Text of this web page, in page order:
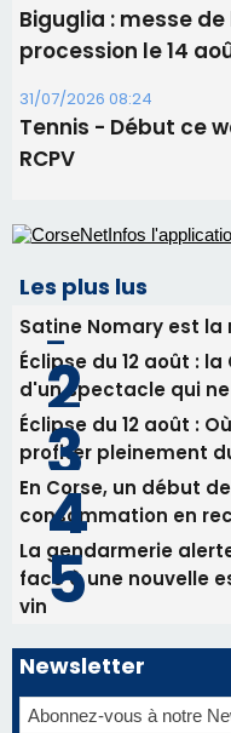
Biguglia : messe
procession le 14
31/07/2026 08:24
Tennis - Début ce
RCPV
Les plus lus
Satine Nomary est la
Éclipse du 12 août :
d'un spectacle qui
Éclipse du 12 août :
profiter pleinement
En Corse, un début
consommation en
La gendarmerie
face à une nouvelle
vin
Newsletter